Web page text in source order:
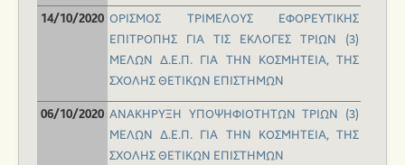
14/10/2020 ΟΡΙΣΜΟΣ ΤΡΙΜΕΛΟΥΣ ΕΦΟΡΕΥΤΙΚΗΣ
ΕΠΙΤΡΟΠΗΣ ΓΙΑ ΤΙΣ ΕΚΛΟΓΕΣ ΤΡΙΩΝ (3)
ΜΕΛΩΝ Δ.Ε.Π. ΓΙΑ ΤΗΝ ΚΟΣΜΗΤΕΙΑ, ΤΗΣ
ΣΧΟΛΗΣ ΘΕΤΙΚΩΝ ΕΠΙΣΤΗΜΩΝ
06/10/2020 AΝΑΚΗΡΥΞΗ ΥΠΟΨΗΦΙΟΤΗΤΩΝ ΤΡΙΩΝ (3)
ΜΕΛΩΝ Δ.Ε.Π. ΓΙΑ ΤΗΝ ΚΟΣΜΗΤΕΙΑ, ΤΗΣ
ΣΧΟΛΗΣ ΘΕΤΙΚΩΝ ΕΠΙΣΤΗΜΩΝ